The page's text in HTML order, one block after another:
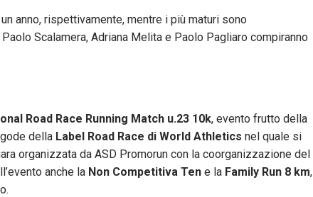
anno, rispettivamente, mentre i più maturi sono
Paolo Scalamera, Adriana Melita e Paolo Pagliaro compiranno
Road Race Running Match u.23 10k, evento frutto della
della Label Road Race di World Athletics nel quale si
organizzata da ASD Promorun con la coorganizzazione del
anche la Non Competitiva Ten e la Family Run 8 km,